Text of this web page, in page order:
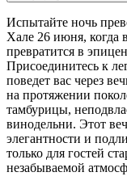
Испытайте ночь
Хале 26 июня, когда
превратится в
Присоединитесь к
поведет вас через
на протяжении
тамбурицы,
винодельни. Этот
элегантности и
только для гостей
незабываемой